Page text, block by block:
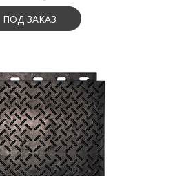
ПОД ЗАКАЗ